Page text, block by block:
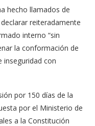
hecho llamados de
reiteradamente
interno “sin
la conformación de
inseguridad con
por 150 días de la
por el Ministerio de
a la Constitución